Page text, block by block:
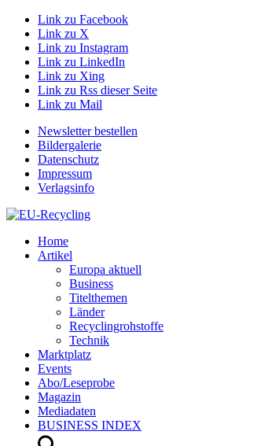
Link zu Facebook
Link zu X
Link zu Instagram
Link zu LinkedIn
Link zu Xing
Link zu Rss dieser Seite
Link zu Mail
Newsletter bestellen
Bildergalerie
Datenschutz
Impressum
Verlagsinfo
Home
Artikel
Europa aktuell
Business
Titelthemen
Länder
Recyclingrohstoffe
Technik
Marktplatz
Events
Abo/Leseprobe
Magazin
Mediadaten
BUSINESS INDEX